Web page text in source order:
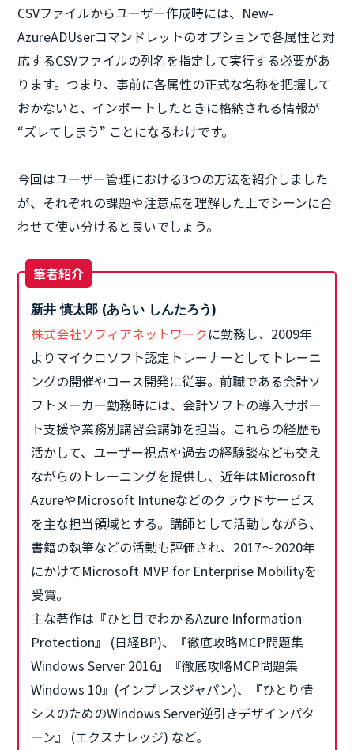
CSVファイルからユーザー作成時には、New-
AzureADUserコマンドレットのオプションで各属性と対
応するCSVファイルの列名を指定して実行する必要があ
ります。つまり、事前に各属性の正式な名称を把握して
おかないと、インポートしたときに格納される情報が
“ズレてしまう” ことになるわけです。
今回はユーザー管理における3つの方法を紹介しました
が、それぞれの課題や注意点を理解した上でシーンに合
わせて使い分けると良いでしょう。
筆者紹介
新井 慎太郎 (あらい しんたろう)
株式会社ソフィアネットワークに勤務し、2009年
よりマイクロソフト認定トレーナーとしてトレーニ
ングの開催やコース開発に従事。前職である会計ソ
フトメーカー勤務時には、会計ソフトの導入サポー
ト支援や業務別講習会講師を担当。これらの経歴も
活かして、ユーザー視点や過去の経験談なども交え
ながらのトレーニングを提供し、近年はMicrosoft
AzureやMicrosoft Intuneなどのクラウドサービス
を主な担当領域とする。講師として活動しながら、
書籍の執筆などの活動も評価され、2017～2020年
にかけてMicrosoft MVP for Enterprise Mobilityを
受賞。
主な著作は『ひと目でわかるAzure Information
Protection』 (日経BP)、『徹底攻略MCP問題集
Windows Server 2016』『徹底攻略MCP問題集
Windows 10』(インプレスジャパン)、『ひとり情
シスのためのWindows Server逆引きデザインパタ
ーン』 (エクスナレッジ) など。